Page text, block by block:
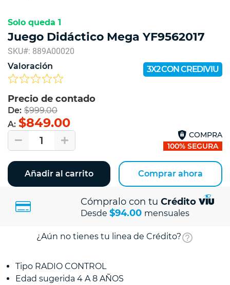
Solo queda 1
Juego Didáctico Mega YF9562017
SKU#: 889A00020
Valoración
Precio de contado
De: $999.00
A: $849.00
1
3X2 CON CREDIVIU
COMPRA
100% SEGURA
Añadir al carrito Comprar ahora
Cómpralo con tu Crédito
Desde $94.00 mensuales
¿Aún no tienes tu linea de Crédito?
Tipo RADIO CONTROL
Edad sugerida 4 A 8 AÑOS